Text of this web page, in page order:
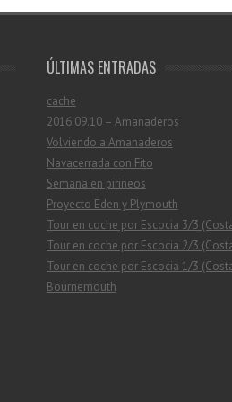
ÚLTIMAS ENTRADAS
cache
2016.09.10 – Amanaderos
Volviendo a Amanaderos
Navacerrada con Fito
Semana en pirineos
Proyecto Eden y Plymouth
Tour en coche por Escocia 3/3
Tour en coche por Escocia 2/3
Tour en coche por Escocia 1/3
Bournemouth